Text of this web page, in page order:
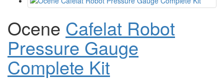
Ocene Cafelat Robot
Pressure Gauge
Complete Kit